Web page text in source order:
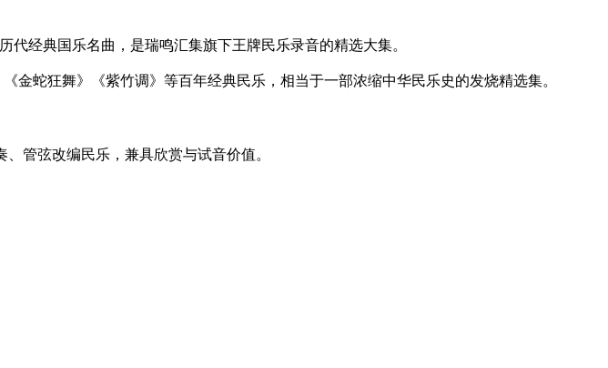
经典国乐名曲，是瑞鸣汇集旗下王牌民乐录音的精选大集。
蛇狂舞》《紫竹调》等百年经典民乐，相当于一部浓缩中华民乐史的发烧精选集。
管弦改编民乐，兼具欣赏与试音价值。